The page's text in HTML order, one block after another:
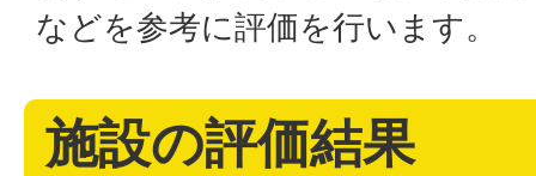
などを参考に評価を行います。
施設の評価結果